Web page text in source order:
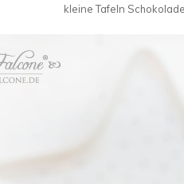
kleine Tafeln Schokolade.